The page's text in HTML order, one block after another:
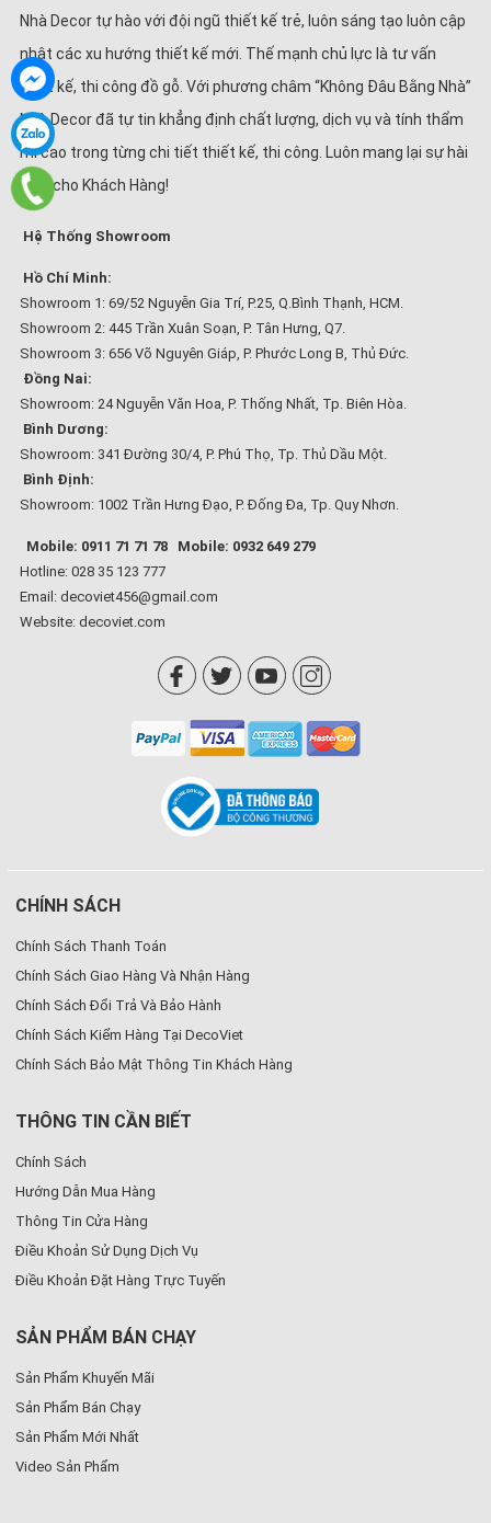
Nhà Decor tự hào với đội ngũ thiết kế trẻ, luôn sáng tạo luôn cập
nhật các xu hướng thiết kế mới. Thế mạnh chủ lực là tư vấn
thiết kế, thi công đồ gỗ. Với phương châm “Không Đâu Bằng Nhà”
Nhà Decor đã tự tin khẳng định chất lượng, dịch vụ và tính thẩm
mĩ cao trong từng chi tiết thiết kế, thi công. Luôn mang lại sự hài
lòng cho Khách Hàng!
Hệ Thống Showroom
Hồ Chí Minh:
Showroom 1: 69/52 Nguyễn Gia Trí, P.25, Q.Bình Thạnh, HCM.
Showroom 2: 445 Trần Xuân Soạn, P. Tân Hưng, Q7.
Showroom 3: 656 Võ Nguyên Giáp, P. Phước Long B, Thủ Đức.
Đồng Nai:
Showroom: 24 Nguyễn Văn Hoa, P. Thống Nhất, Tp. Biên Hòa.
Bình Dương:
Showroom: 341 Đường 30/4, P. Phú Thọ, Tp. Thủ Dầu Một.
Bình Định:
Showroom: 1002 Trần Hưng Đạo, P. Đống Đa, Tp. Quy Nhơn.
Mobile: 0911 71 71 78
Mobile: 0932 649 279
Hotline: 028 35 123 777
Email: decoviet456@gmail.com
Website: decoviet.com
CHÍNH SÁCH
Chính Sách Thanh Toán
Chính Sách Giao Hàng Và Nhận Hàng
Chính Sách Đổi Trả Và Bảo Hành
Chính Sách Kiểm Hàng Tại DecoViet
Chính Sách Bảo Mật Thông Tin Khách Hàng
THÔNG TIN CẦN BIẾT
Chính Sách
Hướng Dẫn Mua Hàng
Thông Tin Cửa Hàng
Điều Khoản Sử Dụng Dịch Vụ
Điều Khoản Đặt Hàng Trực Tuyến
SẢN PHẨM BÁN CHẠY
Sản Phẩm Khuyến Mãi
Sản Phẩm Bán Chạy
Sản Phẩm Mới Nhất
Video Sản Phẩm